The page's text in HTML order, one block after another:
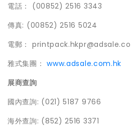
電話： (00852) 2516 3343
傳真: (00852) 2516 5024
電郵：
雅式集團：www.adsale.com.hk
展商查詢
國內查詢: (021) 5187 9766
海外查詢: (852) 2516 3371